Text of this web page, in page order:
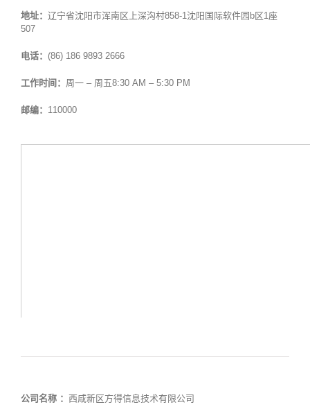
地址： 辽宁省沈阳市浑南区上深沟村858-1沈阳国际软件园b区1座
507
电话： (86) 186 9893 2666
工作时间： 周一 – 周五8:30 AM – 5:30 PM
邮编： 110000
公司名称 ： 西咸新区方得信息技术有限公司